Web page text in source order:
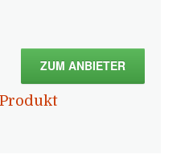
ZUM ANBIETER